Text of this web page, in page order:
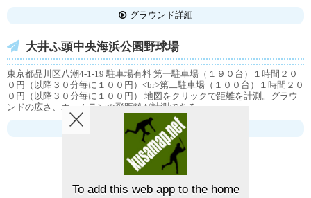
グラウンド詳細
大井ふ頭中央海浜公園野球場
東京都品川区八潮4-1-19 駐車場有料 第一駐車場（１９０台）１時間２０
０円（以降３０分毎に１００円）<br>第二駐車場（１００台）１時間２０
０円（以降３０分毎に１００円） 地図をクリックで距離を計測。グラウ
ンドの広さ、ホームランの飛距離が計測できる。
グラウンド詳細
To add this web app to the home